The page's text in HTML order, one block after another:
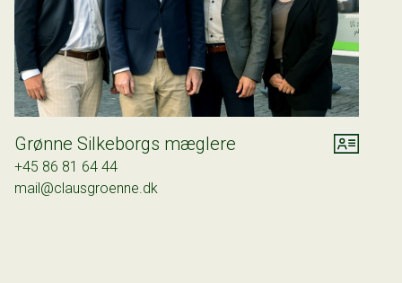
Ikke nok med en fantastisk murermestervilla, så køber du dig også ind på et populært
lokalsamfund oplagt til børnefamilien, der prioriterer trygge og rolige rammer og en
velfungerende dagligdag. Dertil kort afstand til skole og børnehave samt en fantastisk
idrætsforening med mange lokalt engagerede kræfter.
* Gennemrenoveret villa med tag og vinduer fra år 2015. Hele Huset er omfuget i 2022
* Isoleret dobbeltgarage med to elporte
* Fantastisk beliggenhed med udsigt over åbne marker
Grønne Silkeborgs mæglere
+45 86 81 64 44
mail@clausgroenne.dk